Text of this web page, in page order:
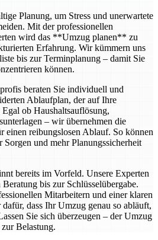
Planung, um Stress und unerwartete
Mit der professionellen
wird das **Umzug planen** zu
Erfahrung. Wir kümmern uns
bis zur Terminplanung – damit Sie
können.
beraten Sie individuell und
Ablaufplan, der auf Ihre
ob Haushaltsauflösung,
– wir übernehmen die
einen reibungslosen Ablauf. So können
und mehr Planungssicherheit
bereits im Vorfeld. Unsere Experten
bis zur Schlüsselübergabe.
Mitarbeitern und einer klaren
dass Ihr Umzug genau so abläuft,
Sie sich überzeugen – der Umzug
Belastung.